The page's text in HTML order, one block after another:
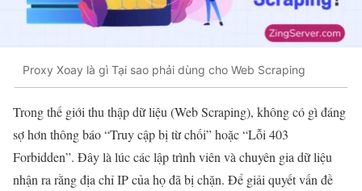
Proxy Xoay là gì Tại sao phải dùng cho Web Scraping
Trong thế giới thu thập dữ liệu (Web Scraping), không có gì đáng
sợ hơn thông báo “Truy cập bị từ chối” hoặc “Lỗi 403
Forbidden”. Đây là lúc các lập trình viên và chuyên gia dữ liệu
nhận ra rằng địa chỉ IP của họ đã bị chặn. Để giải quyết vấn đề